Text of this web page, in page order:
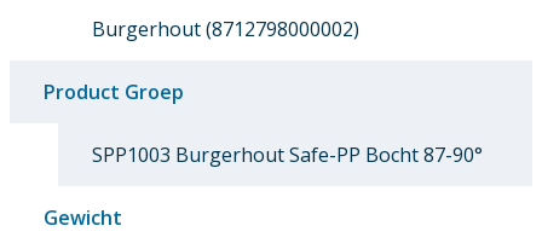
Burgerhout (8712798000002)
Product Groep
SPP1003 Burgerhout Safe-PP Bocht 87-90°
Gewicht